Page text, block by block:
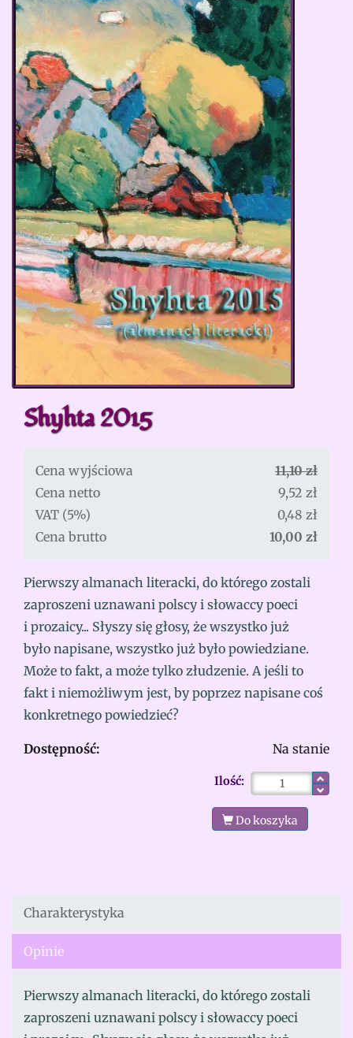
Shyhta 2015
Cena wyjściowa
11,10 zł
Cena netto
9,52 zł
VAT (5%)
0,48 zł
Cena brutto
10,00 zł
Pierwszy almanach literacki, do którego zostali
zaproszeni uznawani polscy i słowaccy poeci
i prozaicy... Słyszy się głosy, że wszystko już
było napisane, wszystko już było powiedziane.
Może to fakt, a może tylko złudzenie. A jeśli to
fakt i niemożliwym jest, by poprzez napisane coś
konkretnego powiedzieć?
Dostępność: Na stanie
Ilość:
Do koszyka
Charakterystyka
Opinie
Pierwszy almanach literacki, do którego zostali
zaproszeni uznawani polscy i słowaccy poeci